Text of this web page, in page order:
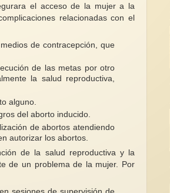
el acceso de la mujer a la
relacionadas con el
de contracepción, que
de las metas por otro
la salud reproductiva,
alguno.
del aborto inducido.
de abortos atendiendo
autorizar los abortos.
de la salud reproductiva y la
de un problema de la mujer. Por